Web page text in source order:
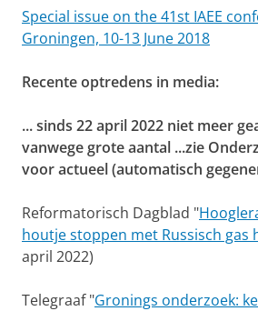
Special issue on the 41st IAEE
Groningen, 10-13 June 2018
Recente optredens in media:
... sinds 22 april 2022 niet meer
vanwege grote aantal ...zie
voor actueel (automatisch
Reformatorisch Dagblad "
houtje stoppen met Russisch gas
april 2022)
Telegraaf "Gronings onderzoek: